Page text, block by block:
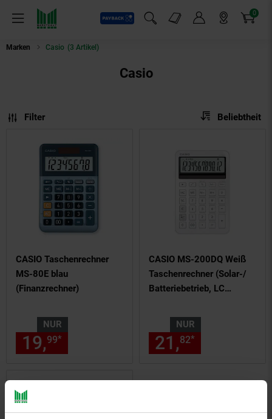
Menü
Payback
Suchfeld einblenden
Markt-Angebote 0
Artikel
Marken Casio (3 Artikel)
Casio
Filter Sortierung:
Beliebtheit
CASIO Taschenrechner
MS-80E blau
(Finanzrechner)
NUR
19,99* € Sternchen
CASIO MS-200DQ Weiß
Taschenrechner (Solar-/
Batteriebetrieb, LC
NUR
21,82*